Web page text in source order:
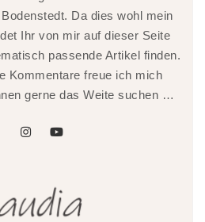
Da dies wohl mein
Ihr von mir auf dieser Seite
passende Artikel finden.
Kommentare freue ich mich
gerne das Weite suchen …